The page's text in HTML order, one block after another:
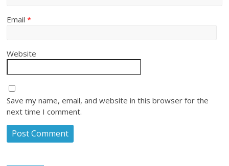
Email*
Website
Save my name, email, and website in this browser for the
next time I comment.